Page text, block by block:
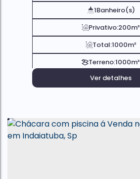
1Banheiro(s)
Privativo:200m²
Total:1000m²
Terreno:1000m²
Ver detalhes